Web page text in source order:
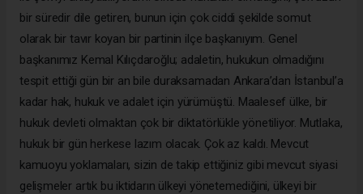
bir süredir dile getiren, bunun için çok ciddi şekilde somut
olarak bir tavır koyan bir partinin ilçe başkanıyım. Genel
başkanımız Kemal Kılıçdaroğlu; adaletin, hukukun olmadığını
tespit ettiği gün bir an bile duraksamadan Ankara’dan İstanbul’a
kadar hak, hukuk ve adalet için yürümüştü. Maalesef ülke, bir
hukuk devleti olmaktan çok bir diktatörlükle yönetiliyor. Mutlaka,
hukuk bir gün herkese lazım olacak. Çok az kaldı. Mevcut
kamuoyu yoklamaları, sizin de takip ettiğiniz gibi mevcut siyasi
gelişmeler artık bu iktidarın ülkeyi yönetemediğini, ülkeyi bir